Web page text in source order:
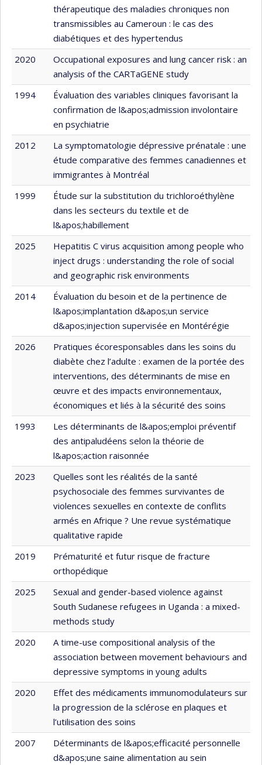
thérapeutique des maladies chroniques non
transmissibles au Cameroun : le cas des
diabétiques et des hypertendus
2020
Occupational exposures and lung cancer risk : an
analysis of the CARTaGENE study
1994
Évaluation des variables cliniques favorisant la
confirmation de l&apos;admission involontaire
en psychiatrie
2012
La symptomatologie dépressive prénatale : une
étude comparative des femmes canadiennes et
immigrantes à Montréal
1999
Étude sur la substitution du trichloroéthylène
dans les secteurs du textile et de
l&apos;habillement
2025
Hepatitis C virus acquisition among people who
inject drugs : understanding the role of social
and geographic risk environments
2014
Évaluation du besoin et de la pertinence de
l&apos;implantation d&apos;un service
d&apos;injection supervisée en Montérégie
2026
Pratiques écoresponsables dans les soins du
diabète chez l’adulte : examen de la portée des
interventions, des déterminants de mise en
œuvre et des impacts environnementaux,
économiques et liés à la sécurité des soins
1993
Les déterminants de l&apos;emploi préventif
des antipaludéens selon la théorie de
l&apos;action raisonnée
2023
Quelles sont les réalités de la santé
psychosociale des femmes survivantes de
violences sexuelles en contexte de conflits
armés en Afrique ? Une revue systématique
qualitative rapide
2019
Prématurité et futur risque de fracture
orthopédique
2025
Sexual and gender-based violence against
South Sudanese refugees in Uganda : a mixed-
methods study
2020
A time-use compositional analysis of the
association between movement behaviours and
depressive symptoms in young adults
2020
Effet des médicaments immunomodulateurs sur
la progression de la sclérose en plaques et
l’utilisation des soins
2007
Déterminants de l&apos;efficacité personnelle
d&apos;une saine alimentation au sein